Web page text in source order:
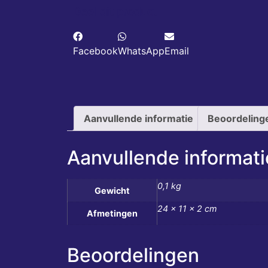
FacebookWhatsAppEmail
Aanvullende informatie
Aanvullende
Gewicht 0,1 kg
Afmetingen 24 × 11 × 2 cm
Beoordelingen